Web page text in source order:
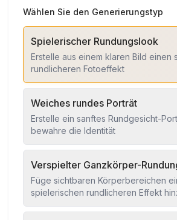
Wählen Sie den Generierungstyp
Spielerischer Rundungslook
Erstelle aus einem klaren Bild einen
rundlicheren Fotoeffekt
Weiches rundes Porträt
Erstelle ein sanftes Rundgesicht-
bewahre die Identität
Verspielter Ganzkörper-
Füge sichtbaren Körperbereichen
spielerischen rundlicheren Effekt